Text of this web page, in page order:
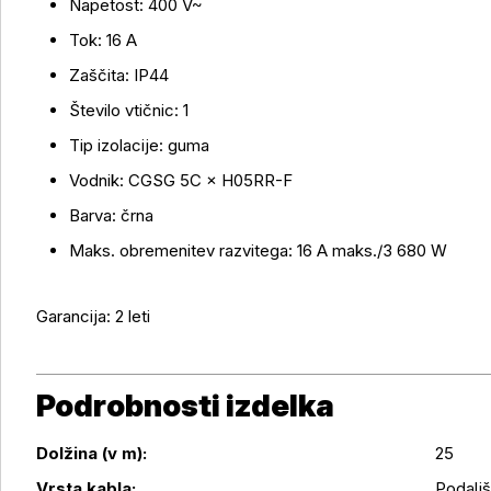
Več o izdelku
Napetost: 400 V~
Tok: 16 A
Zaščita: IP44
Število vtičnic: 1
Tip izolacije: guma
Vodnik: CGSG 5C × H05RR-F
Barva: črna
Maks. obremenitev razvitega: 16 A maks./3 680 W
Garancija: 2 leti
Podrobnosti izdelka
Podrobnosti izdelka
Dolžina (v m):
25